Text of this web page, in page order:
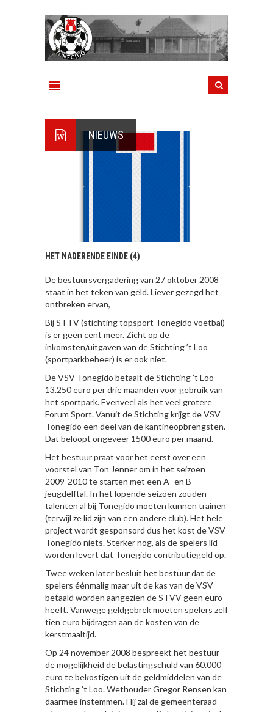
NIEUWS
HET NADERENDE EINDE (4)
De bestuursvergadering van 27 oktober 2008
staat in het teken van geld. Liever gezegd het
ontbreken ervan,
Bij STTV (stichting topsport Tonegido voetbal)
is er geen cent meer. Zicht op de
inkomsten/uitgaven van de Stichting ’t Loo
(sportparkbeheer) is er ook niet.
De VSV Tonegido betaalt de Stichting ’t Loo
13.250 euro per drie maanden voor gebruik van
het sportpark. Evenveel als het veel grotere
Forum Sport. Vanuit de Stichting krijgt de VSV
Tonegido een deel van de kantineopbrengsten.
Dat beloopt ongeveer 1500 euro per maand.
Het bestuur praat voor het eerst over een
voorstel van Ton Jenner om in het seizoen
2009-2010 te starten met een A- en B-
jeugdelftal. In het lopende seizoen zouden
talenten al bij Tonegido moeten kunnen trainen
(terwijl ze lid zijn van een andere club). Het hele
project wordt gesponsord dus het kost de VSV
Tonegido niets. Sterker nog, als de spelers lid
worden levert dat Tonegido contributiegeld op.
Twee weken later besluit het bestuur dat de
spelers éénmalig maar uit de kas van de VSV
betaald worden aangezien de STVV geen euro
heeft. Vanwege geldgebrek moeten spelers zelf
tien euro bijdragen aan de kosten van de
kerstmaaltijd.
Op 24 november 2008 bespreekt het bestuur
de mogelijkheid de belastingschuld van 60.000
euro te bekostigen uit de geldmiddelen van de
Stichting ’t Loo. Wethouder Gregor Rensen kan
daarmee instemmen. Hij zal de gemeenteraad